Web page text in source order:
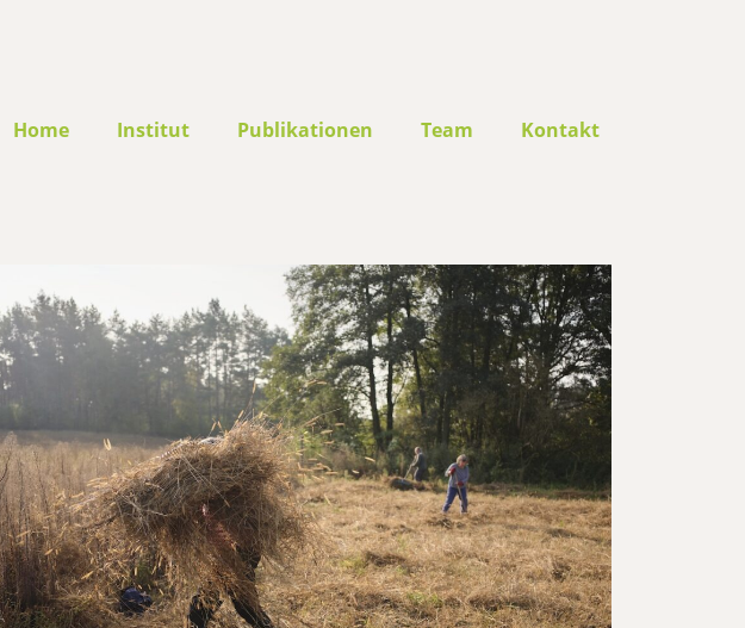
Home Institut Publikationen Team Kontakt